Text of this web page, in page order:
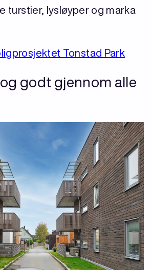
turstier, lysløyper og marka
Tonstad Park
godt gjennom alle